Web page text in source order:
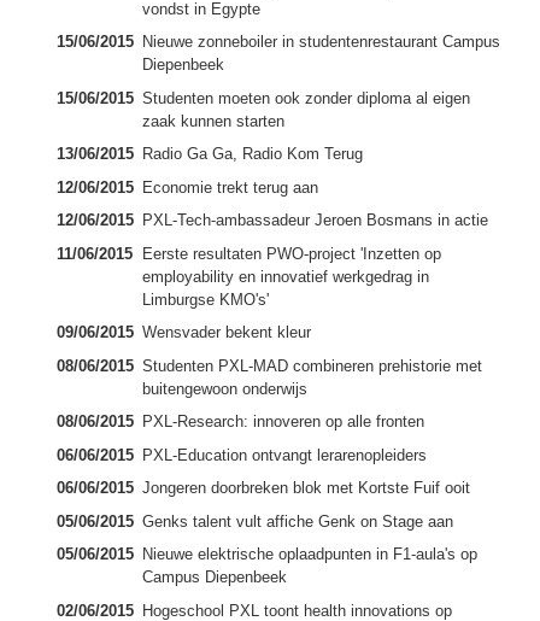
vondst in Egypte
15/06/2015 Nieuwe zonneboiler in studentenrestaurant Campus
Diepenbeek
15/06/2015 Studenten moeten ook zonder diploma al eigen
zaak kunnen starten
13/06/2015 Radio Ga Ga, Radio Kom Terug
12/06/2015 Economie trekt terug aan
12/06/2015 PXL-Tech-ambassadeur Jeroen Bosmans in actie
11/06/2015
Eerste resultaten PWO-project 'Inzetten op
employability en innovatief werkgedrag in
Limburgse KMO's'
09/06/2015 Wensvader bekent kleur
08/06/2015 Studenten PXL-MAD combineren prehistorie met
buitengewoon onderwijs
08/06/2015 PXL-Research: innoveren op alle fronten
06/06/2015 PXL-Education ontvangt lerarenopleiders
06/06/2015 Jongeren doorbreken blok met Kortste Fuif ooit
05/06/2015 Genks talent vult affiche Genk on Stage aan
05/06/2015 Nieuwe elektrische oplaadpunten in F1-aula's op
Campus Diepenbeek
02/06/2015 Hogeschool PXL toont health innovations op